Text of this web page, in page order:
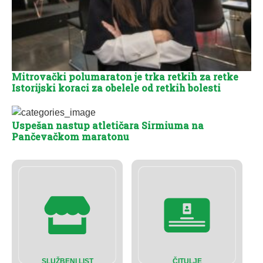
SLUŽBENI LIST ČITULJE
Mitrovački polumaraton je trka retkih za retke
Istorijski koraci za obelele od retkih bolesti
Uspešan nastup atletičara Sirmiuma na
Pančevačkom maratonu